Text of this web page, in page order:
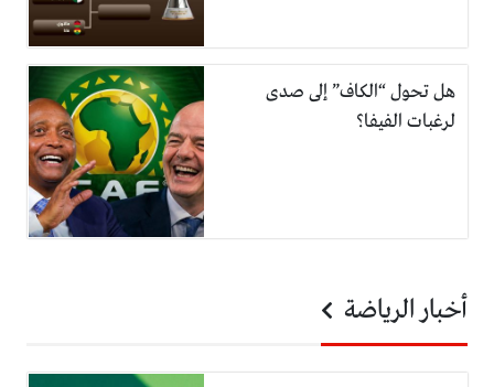
هل تحول “الكاف” إلى صدى
لرغبات الفيفا؟
أخبار الرياضة